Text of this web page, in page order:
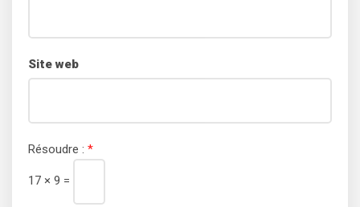
Site web
Résoudre : *
17 × 9 =